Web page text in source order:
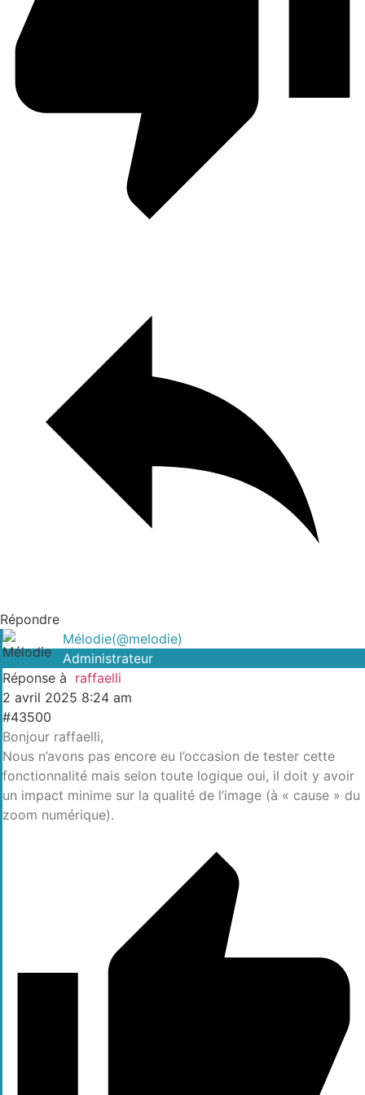
Répondre
Mélodie(@melodie)
Administrateur
Réponse à raffaelli
2 avril 2025 8:24 am
#43500
Bonjour raffaelli,
Nous n’avons pas encore eu l’occasion de tester cette
fonctionnalité mais selon toute logique oui, il doit y avoir
un impact minime sur la qualité de l’image (à « cause » du
zoom numérique).